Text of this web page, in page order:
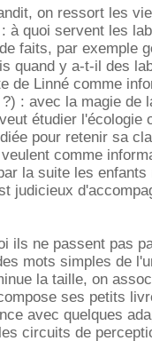
on ressort les
à quoi servent les
faits, par exemple
quand y a-t-il des
de Linné comme
: avec la magie de
étudier l'écologie
pour retenir sa
comme
la suite les
judicieux
ils ne passent pas
mots simples de
la taille, on
ses petits
avec quelques
circuits de